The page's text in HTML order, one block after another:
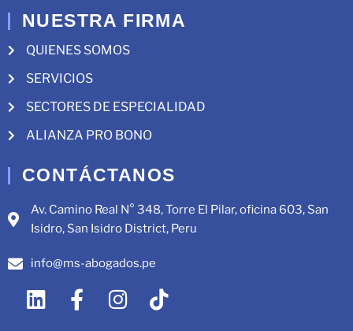
NUESTRA FIRMA
QUIENES SOMOS
SERVICIOS
SECTORES DE ESPECIALIDAD
ALIANZA PRO BONO
CONTÁCTANOS
Av. Camino Real N° 348, Torre El Pilar, oficina 603, San
Isidro, San Isidro District, Peru
info@ms-abogados.pe